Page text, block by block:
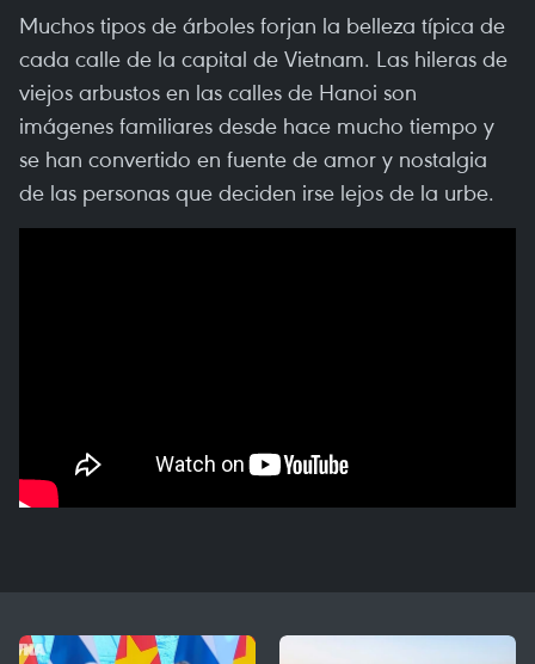
Muchos tipos de árboles forjan la belleza típica de
cada calle de la capital de Vietnam. Las hileras de
viejos arbustos en las calles de Hanoi son
imágenes familiares desde hace mucho tiempo y
se han convertido en fuente de amor y nostalgia
de las personas que deciden irse lejos de la urbe.